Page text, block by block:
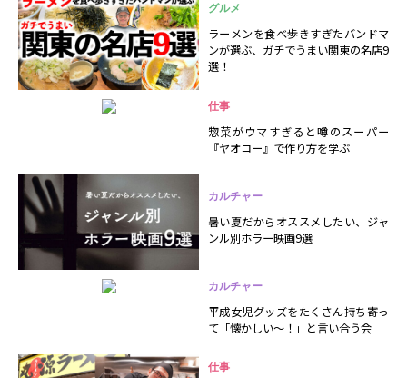
グルメ
ラーメンを食べ歩きすぎたバンドマ
ンが選ぶ、ガチでうまい関東の名店9
選！
仕事
惣菜がウマすぎると噂のスーパー
『ヤオコー』で作り方を学ぶ
カルチャー
暑い夏だからオススメしたい、ジャ
ンル別ホラー映画9選
カルチャー
平成女児グッズをたくさん持ち寄っ
て「懐かしい～！」と言い合う会
仕事